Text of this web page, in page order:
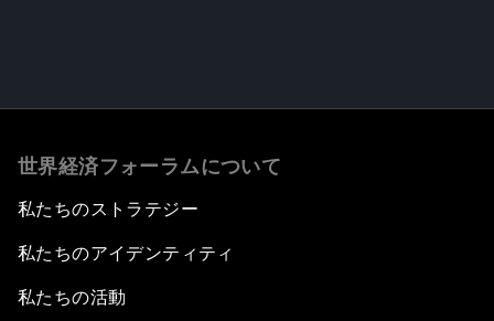
世界経済フォーラムについて
私たちのストラテジー
私たちのアイデンティティ
私たちの活動